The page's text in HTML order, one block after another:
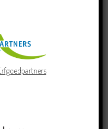
Schriefwedstried